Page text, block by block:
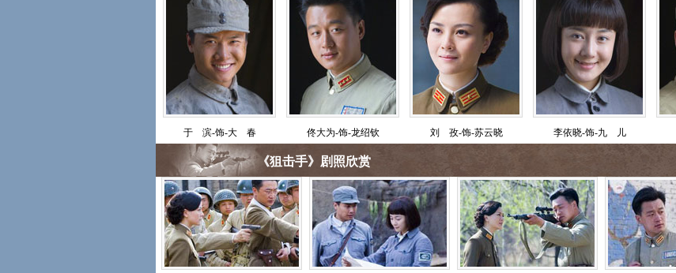
于 滨-饰-大 春 佟大为-饰-龙绍钦 刘 孜-饰-苏云晓 李依晓-饰-九 儿
《狙击手》剧照欣赏